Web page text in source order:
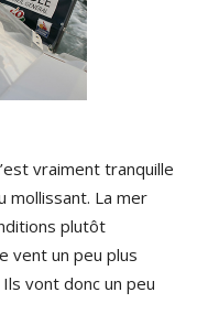
vraiment tranquille
mollissant. La mer
plutôt
vent un peu plus
vont donc un peu